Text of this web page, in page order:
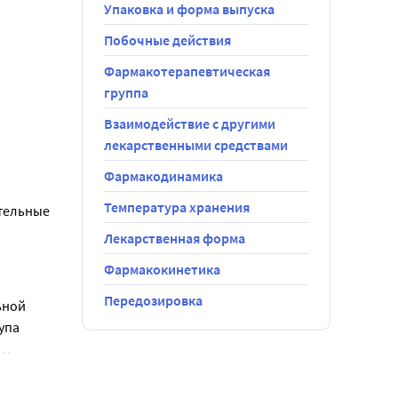
быть
Упаковка и форма выпуска
Побочные действия
Фармакотерапевтическая
группа
Взаимодействие с другими
лекарственными средствами
Фармакодинамика
Температура хранения
Лекарственная форма
Фармакокинетика
Передозировка